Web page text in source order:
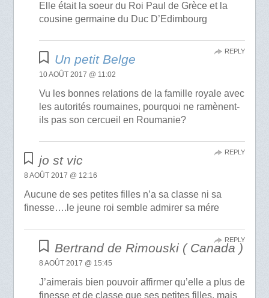
Elle était la soeur du Roi Paul de Grèce et la
cousine germaine du Duc D’Edimbourg
Un petit Belge
10 AOÛT 2017 @ 11:02
Vu les bonnes relations de la famille royale avec
les autorités roumaines, pourquoi ne ramènent-
ils pas son cercueil en Roumanie?
REPLY
jo st vic
8 AOÛT 2017 @ 12:16
Aucune de ses petites filles n’a sa classe ni sa
finesse….le jeune roi semble admirer sa mére
REPLY
Bertrand de Rimouski ( Canada )
8 AOÛT 2017 @ 15:45
J’aimerais bien pouvoir affirmer qu’elle a plus de
finesse et de classe que ses petites filles, mais
REPLY